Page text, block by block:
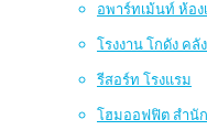
อพาร์ทเม้นท์ ห้อง
โรงงาน โกดัง คลั
รีสอร์ท โรงแรม
โฮมออฟฟิต สำนั